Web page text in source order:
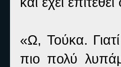
«Ω, Τούκα.
πιο πολύ